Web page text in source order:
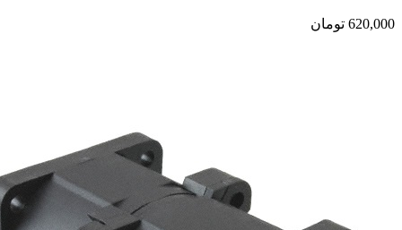
620,000 تومان